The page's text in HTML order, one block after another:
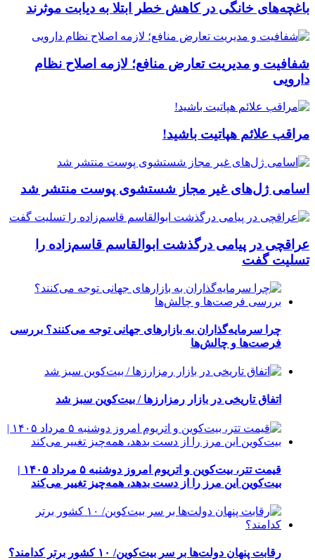
باغچه‌های خانگی در کاهش خطر ابتلا به دیابت موثرند
شفافیت و مدیریت تعارض منافع؛ لازمه اصلاح نظام
دارویی
مراقب علائم هپاتیت باشید!
اسامی ژل‌های غیر مجاز شستشوی پوست منتشر شد
عراقچی در پیامی درگذشت ابوالقاسم قاسم‌زاده را
تسلیت گفت
چرا سرمایه‌گذاران به بازارهای جهانی توجه می‌کنند؟ بررسی
فرصت‌ها و چالش‌ها
اتفاق تاریخی در بازار رمزارزها / بیت‌کوین سبز شد
قیمت تتر، بیت‌کوین و اتریوم امروز دوشنبه ۵ مرداد ۱۴۰۵ |
بیت‌کوین این مرز را از دست بدهد، همه‌چیز تغییر می‌کند
رقابت پنهان دولت‌ها بر سر بیت‌کوین/ ۱۰ کشور برتر کدامند؟